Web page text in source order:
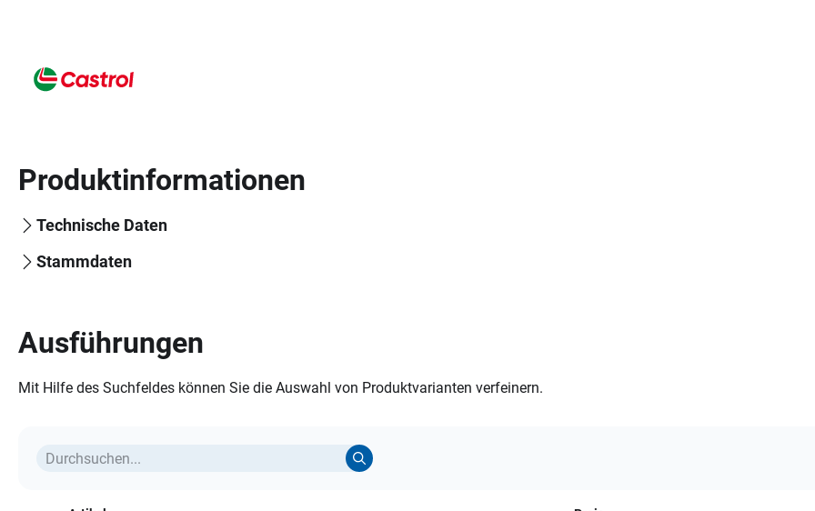
Produktinformationen
Technische Daten
Stammdaten
Ausführungen
Mit Hilfe des Suchfeldes können Sie die Auswahl von Produktvarianten verfeinern.